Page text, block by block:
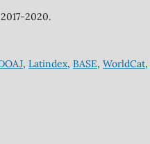
2020.
, Latindex, BASE, WorldCat,